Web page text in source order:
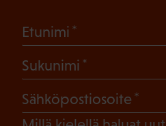
Etunimi
Sukunimi
Sähköpostiosoite